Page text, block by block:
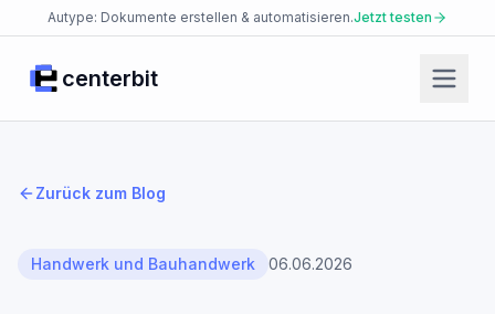
Autype: Dokumente erstellen & automatisieren.Jetzt testen
centerbit
Start
Facio Agent
Zurück zum Blog
Handwerk und Bauhandwerk 06.06.2026